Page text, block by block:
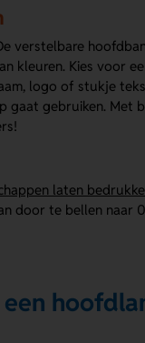
verstelbare
kleuren. Kies voor
logo of stukje
gebruiken. Met
laten
door te bellen naar